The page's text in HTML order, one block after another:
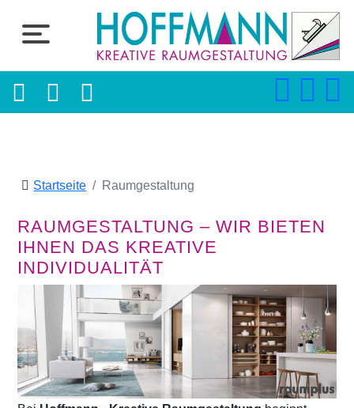
Startseite Raumgestaltung
RAUMGESTALTUNG – WIR BIETEN
IHNEN DAS KREATIVE
INDIVIDUALITÄT